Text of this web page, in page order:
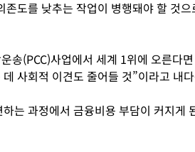
도를 낮추는 작업이 병행돼야 할 것으
송(PCC)사업에서 세계 1위에 오른다
사회적 이견도 줄어들 것”이라고 내
는 과정에서 금융비용 부담이 커지게